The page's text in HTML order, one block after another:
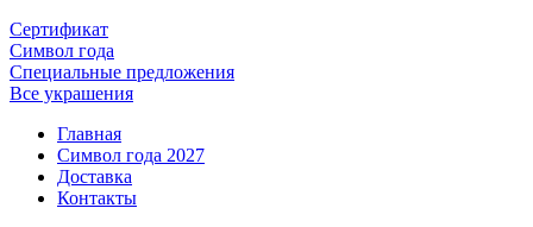
Сертификат
Символ года
Специальные предложения
Все украшения
Главная
Символ года 2027
Доставка
Контакты